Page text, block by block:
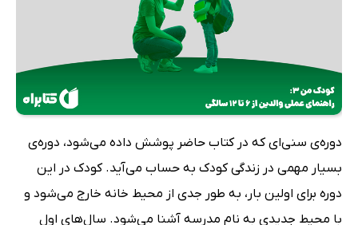
دوره‌ی سنی‌ای که در کتاب حاضر پوشش داده می‌شود، دوره‌ی
بسیار مهمی در زندگی کودک به حساب می‌آید. کودک در این
دوره برای اولین بار، به طور جدی از محیط خانه خارج می‌شود و
با محیط جدیدی به نام مدرسه آشنا می‌شود. سال‌های اول